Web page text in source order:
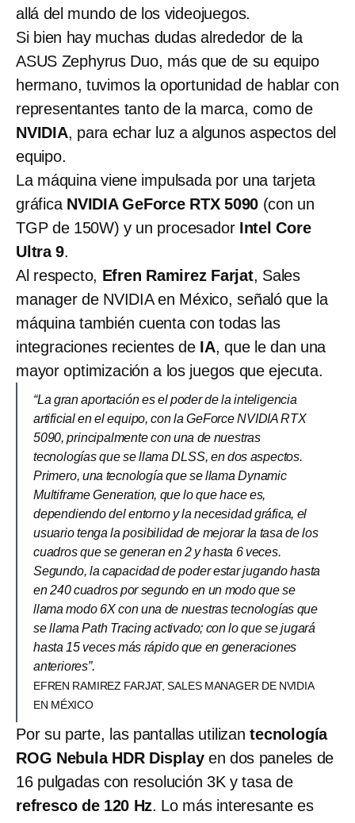
allá del mundo de los videojuegos.
Si bien hay muchas dudas alrededor de la
ASUS Zephyrus Duo, más que de su equipo
hermano, tuvimos la oportunidad de hablar con
representantes tanto de la marca, como de
NVIDIA, para echar luz a algunos aspectos del
equipo.
La máquina viene impulsada por una tarjeta
gráfica NVIDIA GeForce RTX 5090 (con un
TGP de 150W) y un procesador Intel Core
Ultra 9.
Al respecto, Efren Ramirez Farjat, Sales
manager de NVIDIA en México, señaló que la
máquina también cuenta con todas las
integraciones recientes de IA, que le dan una
mayor optimización a los juegos que ejecuta.
“La gran aportación es el poder de la inteligencia
artificial en el equipo, con la GeForce NVIDIA RTX
5090, principalmente con una de nuestras
tecnologías que se llama DLSS, en dos aspectos.
Primero, una tecnología que se llama Dynamic
Multiframe Generation, que lo que hace es,
dependiendo del entorno y la necesidad gráfica, el
usuario tenga la posibilidad de mejorar la tasa de los
cuadros que se generan en 2 y hasta 6 veces.
Segundo, la capacidad de poder estar jugando hasta
en 240 cuadros por segundo en un modo que se
llama modo 6X con una de nuestras tecnologías que
se llama Path Tracing activado; con lo que se jugará
hasta 15 veces más rápido que en generaciones
anteriores”.
EFREN RAMIREZ FARJAT, SALES MANAGER DE NVIDIA
EN MÉXICO
Por su parte, las pantallas utilizantecnología
ROG Nebula HDR Displayen dos paneles de
16 pulgadas con resolución 3K y tasa de
refresco de 120 Hz. Lo más interesante es